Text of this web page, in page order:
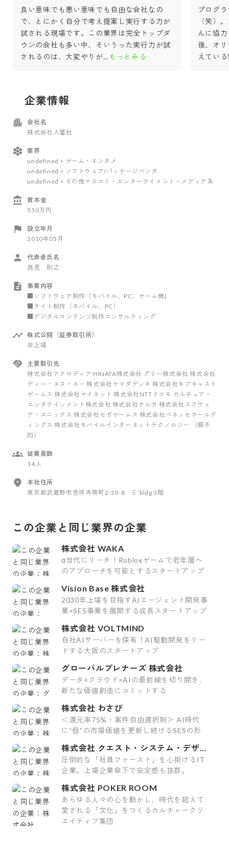
良い意味でも悪い意味でも自由な会社なの
で、とにかく自分で考え提案し実行する力が
試される現場です。この業界は完全トップダ
ウンの会社も多い中、そいうった実行力が試
されるのは、大変やりが...もっとみる
プログ
（笑）
んに協
後、オ
えてい
企業情報
会社名
株式会社人響社
業界
undefined > ゲーム・エンタメ
undefined > ソフトウェア/パッケージベンダ
undefined > その他マスコミ・エンターテイメント・メディア系
資本金
550万円
設立年月
2010年05月
代表者氏名
逸見 則之
事業内容
■ソフトウェア制作（モバイル、PC、ゲーム機)
■サイト制作（モバイル、PC）
■デジタルコンテンツ制作コンサルティング
株式公開（証券取引所）
非上場
主要取引先
株式会社アクロディア HINATA株式会社 グリー株式会社 株式会社
ディー・エヌ・エー 株式会社ヤマダデンキ ‎株式会社モブキャスト
ゲームス 株式会社マイネット 株式会社NTTドコモ カルチュア・
エンタテインメント株式会社 株式会社オルカ 株式会社スクウェ
ア・エニックス 株式会社セガゲームス 株式会社ベネッセホールデ
ィングス 株式会社モバイルインターネットテクノロジー （順不
同）
従業員数
14人
本社住所
東京都武蔵野市吉祥寺南町2-20-8 Ｅ'bldg 3階
この企業と同じ業界の企業
株式会社 WAKA
α世代にリーチ！Robloxゲームで若年層へ
のアプローチを可能とするスタートアップ
Vision Base 株式会社
2030年上場を目指すAIエージェント開発事
業×SES事業を展開する成長スタートアップ
株式会社 VOLTMIND
自社AIサーバーを保有！AI駆動開発をリー
ドする大阪のスタートアップ
グローバルプレナーズ 株式会社
データ×クラウド×AIの最前線を切り開き、
新たな価値創造にコミットする
株式会社 わさび
＜還元率75%・案件自由選択制＞ AI時代
に“個”の市場価値を更新し続けるSESの形
株式会社 クエスト・システム・デザイ
ン
圧倒的な「社員ファースト」を心掛けるIT
企業。上場企業傘下で安定感も抜群。
株式会社 POKER ROOM
あらゆる人々の心を動かし、時代を超えて
愛される「文化」をつくるカルチャークリ
エイティブ集団